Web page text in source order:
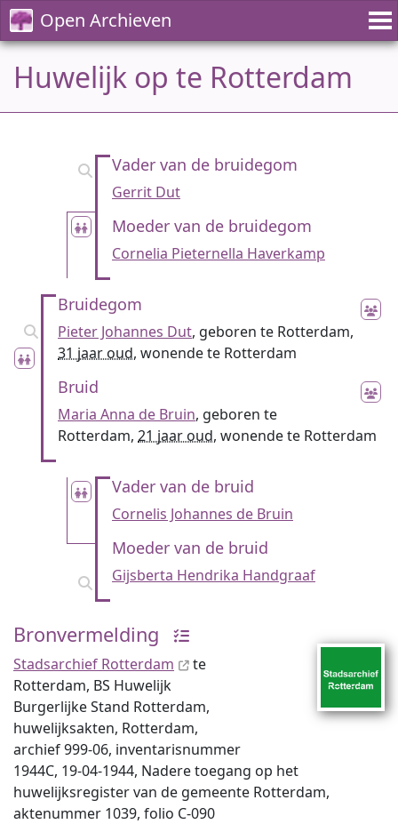
Open Archieven
Huwelijk op te Rotterdam
Vader van de bruidegom
Gerrit Dut
Moeder van de bruidegom
Cornelia Pieternella Haverkamp
Bruidegom
Pieter Johannes Dut, geboren te Rotterdam,
31 jaar oud, wonende te Rotterdam
Bruid
Maria Anna de Bruin, geboren te
Rotterdam, 21 jaar oud, wonende te Rotterdam
Vader van de bruid
Cornelis Johannes de Bruin
Moeder van de bruid
Gijsberta Hendrika Handgraaf
Bronvermelding
Stadsarchief Rotterdam
te
Rotterdam, BS Huwelijk
Burgerlijke Stand Rotterdam,
huwelijksakten, Rotterdam,
archief 999-06, inventaris­num­mer
1944C, 19-04-1944, Nadere toegang op het
huwelijksregister van de gemeente Rotterdam,
aktenummer 1039, folio C-090